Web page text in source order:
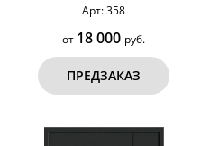
Арт: 358
от 18 000 руб.
ПРЕДЗАКАЗ